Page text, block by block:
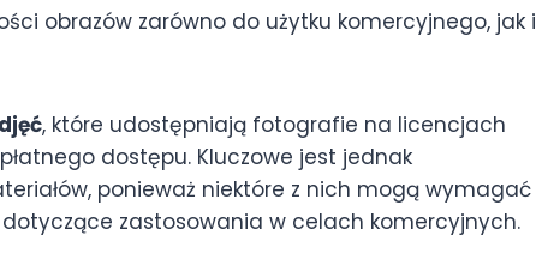
obrazów zarówno do użytku komercyjnego, jak i
, które udostępniają fotografie na licencjach
dostępu. Kluczowe jest jednak
ponieważ niektóre z nich mogą wymagać
zastosowania w celach komercyjnych.